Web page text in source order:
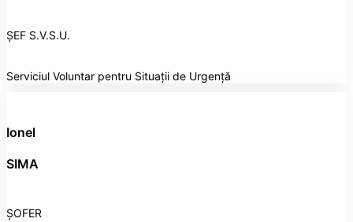
ȘEF S.V.S.U.
Serviciul Voluntar pentru Situații de Urgență
Ionel
SIMA
ȘOFER